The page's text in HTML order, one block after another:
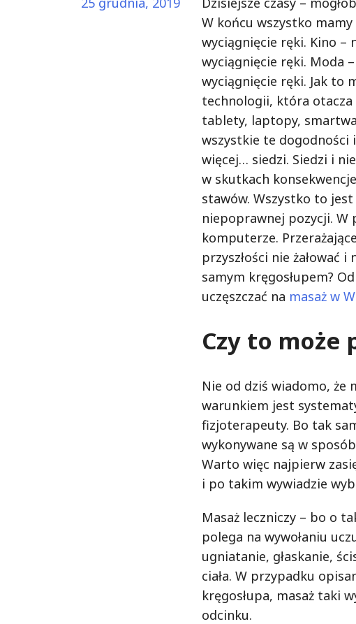
W końcu wszystko
wyciągnięcie ręki. Kino –
wyciągnięcie ręki. Moda
wyciągnięcie ręki. Jak to
technologii, która otacza
tablety, laptopy,
wszystkie te dogodności
więcej… siedzi. Siedzi i
w skutkach
stawów. Wszystko to
niepoprawnej pozycji. W
komputerze.
przyszłości nie żałować
samym kręgosłupem?
uczęszczać na masaż w
Czy to może
Nie od dziś wiadomo, że
warunkiem jest
fizjoterapeuty. Bo tak
wykonywane są w
Warto więc najpierw
i po takim wywiadzie
Masaż leczniczy – bo o
polega na wywołaniu
ugniatanie, głaskanie,
ciała. W przypadku
kręgosłupa, masaż taki
odcinku.